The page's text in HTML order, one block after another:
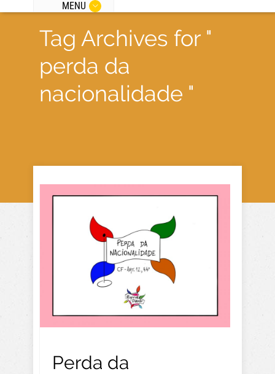
MENU
Tag Archives for "
perda da
nacionalidade "
Perda da